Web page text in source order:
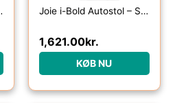
Joie i-Bold Autostol – Sort
1,621.00kr.
KØB NU